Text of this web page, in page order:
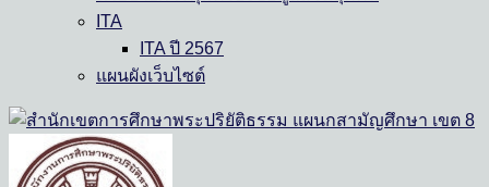
ITA
ITA ปี 2567
แผนผังเว็บไซต์